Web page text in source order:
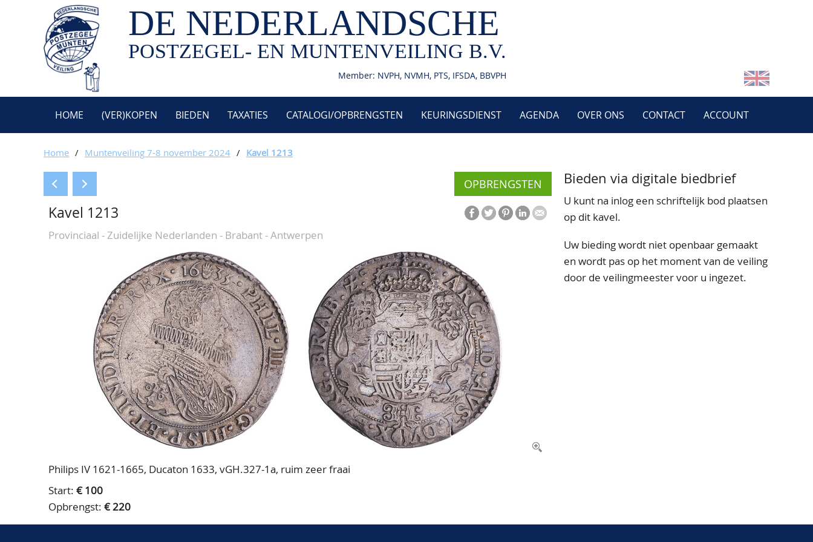
DE NEDERLANDSCHE
POSTZEGEL- EN MUNTENVEILING B.V.
Member: NVPH, NVMH, PTS, IFSDA, BBVPH
HOME (VER)KOPEN BIEDEN TAXATIES CATALOGI/OPBRENGSTEN KEURINGSDIENST AGENDA OVER ONS CONTACT ACCOUNT
Home / Muntenveiling 7-8 november 2024 / Kavel 1213
OPBRENGSTEN
Kavel 1213
Provinciaal - Zuidelijke Nederlanden - Brabant - Antwerpen
Philips IV 1621-1665, Ducaton 1633, vGH.327-1a, ruim zeer fraai
Start: € 100
Opbrengst: € 220
Bieden via digitale biedbrief
U kunt na inlog een schriftelijk bod plaatsen
op dit kavel.
Uw bieding wordt niet openbaar gemaakt
en wordt pas op het moment van de veiling
door de veilingmeester voor u ingezet.